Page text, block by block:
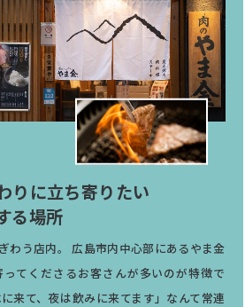
りに立ち寄りたい
る場所
わう店内。
広島市内中心部にあるやま金
てくださるお客さんが多いのが特徴で
来て、夜は飲みに来てます」なんて常連